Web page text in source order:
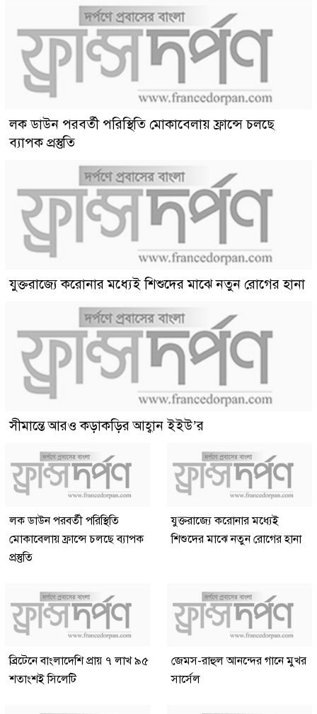
লক ডাউন পরবর্তী পরিস্থিতি মোকাবেলায় ফ্রান্সে চলছে
ব্যাপক প্রস্তুতি
যুক্তরাজ্যে করোনার মধ্যেই শিশুদের মাঝে নতুন রোগের হানা
সীমান্তে আরও কড়াকড়ির আহ্বান ইইউ’র
লক ডাউন পরবর্তী পরিস্থিতি
মোকাবেলায় ফ্রান্সে চলছে ব্যাপক
প্রস্তুতি
যুক্তরাজ্যে করোনার মধ্যেই
শিশুদের মাঝে নতুন রোগের হানা
ব্রিটেনে বাংলাদেশি প্রায় ৭ লাখ ৯৫
শতাংশই সিলেটি
জেমস-রাহুল আনন্দের গানে মুখর
সার্সেল